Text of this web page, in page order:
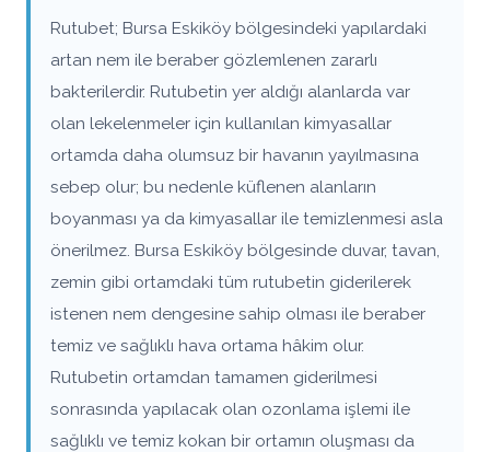
Rutubet; Bursa Eskiköy bölgesindeki yapılardaki
artan nem ile beraber gözlemlenen zararlı
bakterilerdir. Rutubetin yer aldığı alanlarda var
olan lekelenmeler için kullanılan kimyasallar
ortamda daha olumsuz bir havanın yayılmasına
sebep olur; bu nedenle küflenen alanların
boyanması ya da kimyasallar ile temizlenmesi asla
önerilmez. Bursa Eskiköy bölgesinde duvar, tavan,
zemin gibi ortamdaki tüm rutubetin giderilerek
istenen nem dengesine sahip olması ile beraber
temiz ve sağlıklı hava ortama hâkim olur.
Rutubetin ortamdan tamamen giderilmesi
sonrasında yapılacak olan ozonlama işlemi ile
sağlıklı ve temiz kokan bir ortamın oluşması da